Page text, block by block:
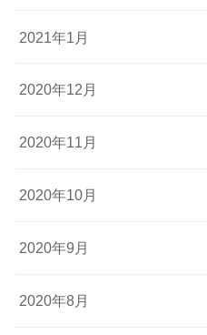
2021年1月
2020年12月
2020年11月
2020年10月
2020年9月
2020年8月